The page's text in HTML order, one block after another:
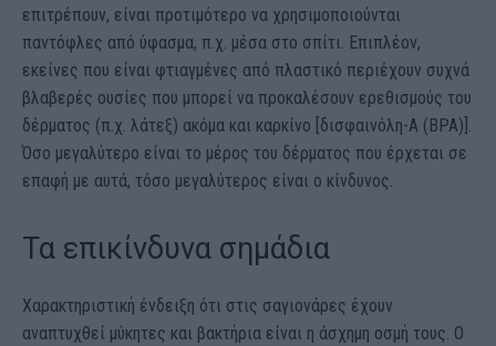
επιτρέπουν, είναι προτιμότερο να χρησιμοποιούνται
παντόφλες από ύφασμα, π.χ. μέσα στο σπίτι. Επιπλέον,
εκείνες που είναι φτιαγμένες από πλαστικό περιέχουν συχνά
βλαβερές ουσίες που μπορεί να προκαλέσουν ερεθισμούς του
δέρματος (π.χ. λάτεξ) ακόμα και καρκίνο [δισφαινόλη-Α (BPA)].
Όσο μεγαλύτερο είναι το μέρος του δέρματος που έρχεται σε
επαφή με αυτά, τόσο μεγαλύτερος είναι ο κίνδυνος.
Τα επικίνδυνα σημάδια
Χαρακτηριστική ένδειξη ότι στις σαγιονάρες έχουν
αναπτυχθεί μύκητες και βακτήρια είναι η άσχημη οσμή τους. Ο